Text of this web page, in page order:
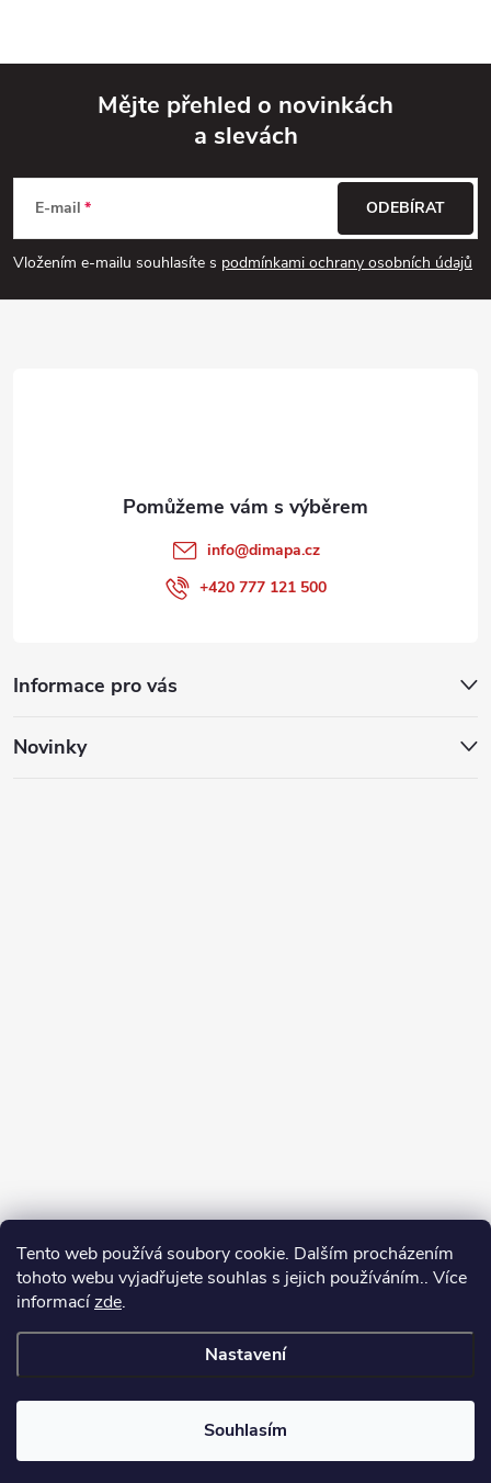
Tento web používá soubory cookie. Dalším procházením
tohoto webu vyjadřujete souhlas s jejich používáním.. Více
informacízde.
Nastavení
Souhlasím
p
a
Mějte přehled o novinkách
a slevách
E-mail
Vložením e-mailu souhlasíte s podmínkami ochrany osobních údajů
ODEBÍRAT
Informace pro vás
Novinky
info@dimapa.cz
+420 777 121 500
Copyright 2026Můj e-shop. Všechna práva vyhrazena.